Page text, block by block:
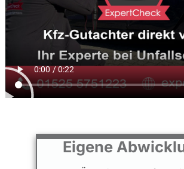
Eigene